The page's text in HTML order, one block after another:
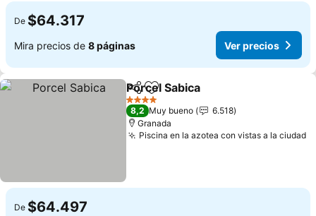
De $64.317
Mira precios de 8 páginas Ver precios
CompartirAgregar a favoritos
Porcel Sabica
4 Estrellas
8,2 Muy bueno
6.518
Granada
Piscina en la azotea con vistas a la ciudad
De $64.497